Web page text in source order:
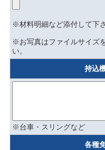
※材料明細など添付して下さ
※お写真はファイルサイズ
い。
持込
※台車・スリングなど
各種